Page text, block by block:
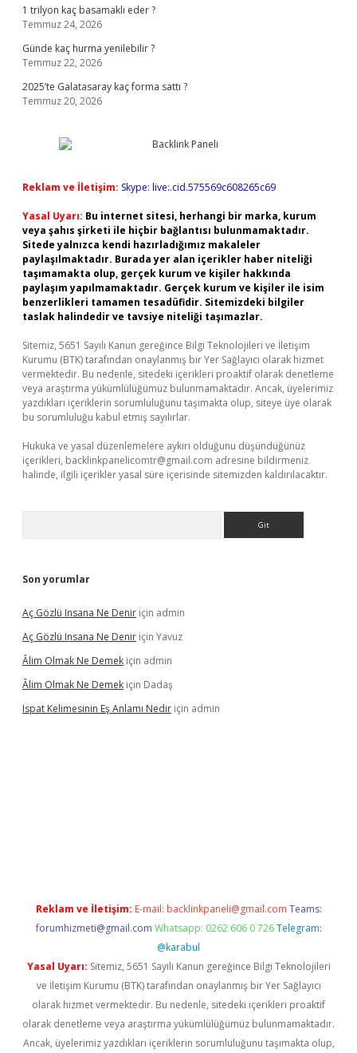
1 trilyon kaç basamaklı eder ?
Temmuz 24, 2026
Günde kaç hurma yenilebilir ?
Temmuz 22, 2026
2025’te Galatasaray kaç forma sattı ?
Temmuz 20, 2026
Reklam ve İletişim: Skype: live:.cid.575569c608265c69
Yasal Uyarı: Bu internet sitesi, herhangi bir marka, kurum
veya şahıs şirketi ile hiçbir bağlantısı bulunmamaktadır.
Sitede yalnızca kendi hazırladığımız makaleler
paylaşılmaktadır. Burada yer alan içerikler haber niteliği
taşımamakta olup, gerçek kurum ve kişiler hakkında
paylaşım yapılmamaktadır. Gerçek kurum ve kişiler ile isim
benzerlikleri tamamen tesadüfidir. Sitemizdeki bilgiler
taslak halindedir ve tavsiye niteliği taşımazlar.
Sitemiz, 5651 Sayılı Kanun gereğince Bilgi Teknolojileri ve İletişim
Kurumu (BTK) tarafından onaylanmış bir Yer Sağlayıcı olarak hizmet
vermektedir. Bu nedenle, sitedeki içerikleri proaktif olarak denetleme
veya araştırma yükümlülüğümüz bulunmamaktadır. Ancak, üyelerimiz
yazdıkları içeriklerin sorumluluğunu taşımakta olup, siteye üye olarak
bu sorumluluğu kabul etmiş sayılırlar.
Hukuka ve yasal düzenlemelere aykırı olduğunu düşündüğünüz
içerikleri, backlinkpanelicomtr@gmail.com adresine bildirmeniz
halinde, ilgili içerikler yasal süre içerisinde sitemizden kaldırılacaktır.
Son yorumlar
Aç Gözlü Insana Ne Denir için admin
Aç Gözlü Insana Ne Denir için Yavuz
Âlim Olmak Ne Demek için admin
Âlim Olmak Ne Demek için Dadaş
Ispat Kelimesinin Eş Anlamı Nedir için admin
Reklam ve İletişim: E-mail: backlinkpaneli@gmail.com Teams:
forumhizmeti@gmail.com Whatsapp: 0262 606 0 726 Telegram:
@karabul
Yasal Uyarı: Sitemiz, 5651 Sayılı Kanun gereğince Bilgi Teknolojileri
ve İletişim Kurumu (BTK) tarafından onaylanmış bir Yer Sağlayıcı
olarak hizmet vermektedir. Bu nedenle, sitedeki içerikleri proaktif
olarak denetleme veya araştırma yükümlülüğümüz bulunmamaktadır.
Ancak, üyelerimiz yazdıkları içeriklerin sorumluluğunu taşımakta olup,